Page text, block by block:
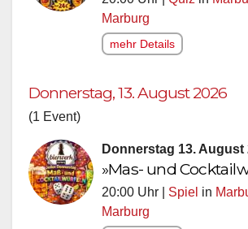
Marburg
mehr Details
Donnerstag, 13. August 2026
(1 Event)
Donnerstag 13. August
»Mas- und
20:00 Uhr | Spiel in
Marburg